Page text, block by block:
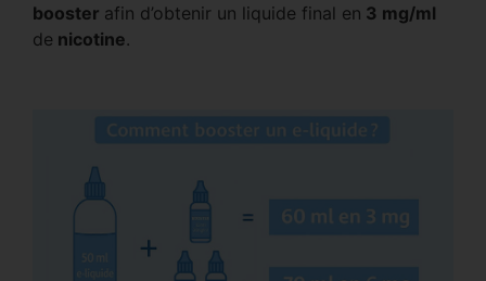
booster afin d’obtenir un liquide final en 3 mg/ml
de nicotine.